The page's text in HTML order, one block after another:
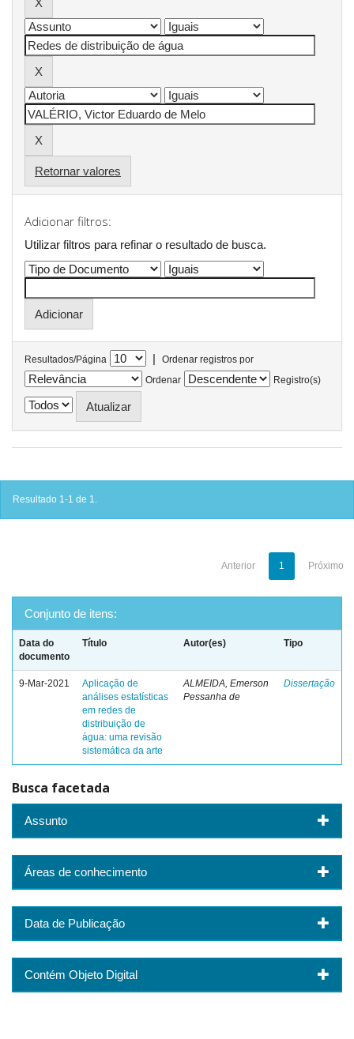
Retornar valores
Adicionar filtros:
Utilizar filtros para refinar o resultado de busca.
Resultados/Página |
Ordenar registros por
Ordenar
Registro(s)
Resultado 1-1 de 1.
Anterior 1 Próximo
Conjunto de itens:
Data do
documento
Título Autor(es) Tipo
9-Mar-2021
Aplicação de
análises estatísticas
em redes de
distribuição de
água: uma revisão
sistemática da arte
ALMEIDA, Emerson
Pessanha de
Dissertação
Busca facetada
Assunto
Áreas de conhecimento
Data de Publicação
Contém Objeto Digital